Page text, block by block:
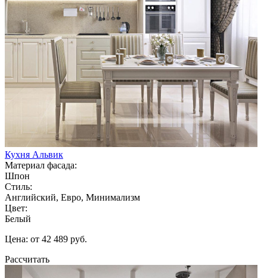
Кухня Альвик
Материал фасада:
Шпон
Стиль:
Английский, Евро, Минимализм
Цвет:
Белый
Цена: от 42 489 руб.
Рассчитать